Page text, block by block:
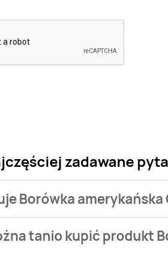
zadawane
Borówka amerykańska
kosztuje od 9 zł do
tanio kupić produkt